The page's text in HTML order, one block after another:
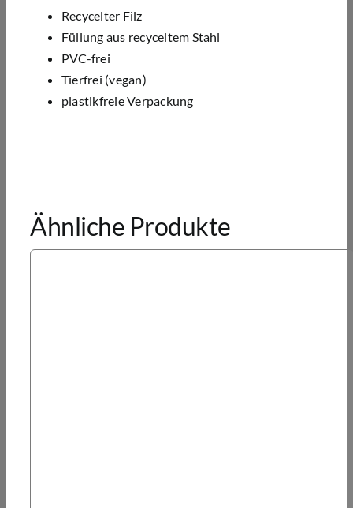
Recycelter Filz
Füllung aus recyceltem Stahl
PVC-frei
Tierfrei (vegan)
plastikfreie Verpackung
Ähnliche Produkte